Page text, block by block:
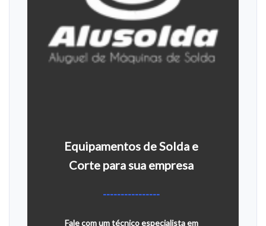
Equipamentos de Solda e
Corte para sua empresa
----------------
Fale com um técnico especialista em